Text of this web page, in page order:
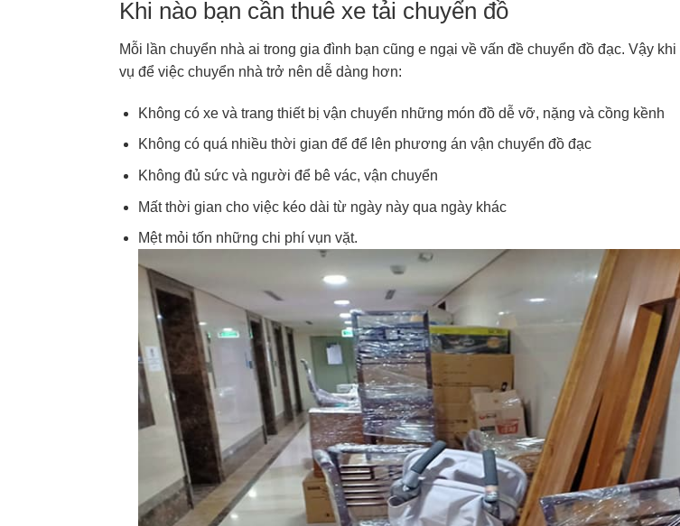
Khi nào bạn cần thuê xe tải chuyển đồ
Mỗi lần chuyển nhà ai trong gia đình bạn cũng e ngại về vấn đề chuyển đồ đạc. Vậy
vụ để việc chuyển nhà trở nên dễ dàng hơn:
Không có xe và trang thiết bị vận chuyển những món đồ dễ vỡ, nặng và cồng kềnh
Không có quá nhiều thời gian để để lên phương án vận chuyển đồ đạc
Không đủ sức và người để bê vác, vận chuyển
Mất thời gian cho việc kéo dài từ ngày này qua ngày khác
Mệt mỏi tốn những chi phí vụn vặt.